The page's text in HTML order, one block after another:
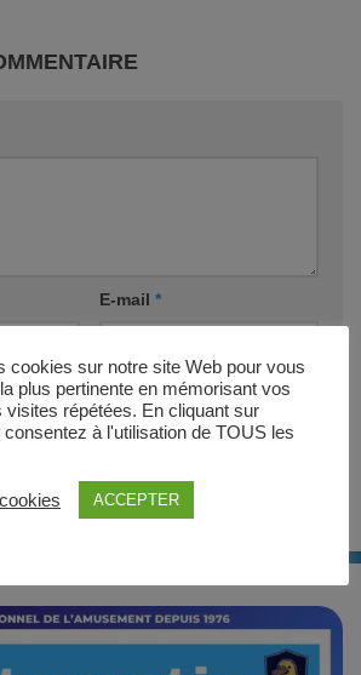
E-mail *
cookies sur notre site Web pour vous
plus pertinente en mémorisant vos
visites répétées. En cliquant sur
à l'utilisation de TOUS les
ACCEPTER